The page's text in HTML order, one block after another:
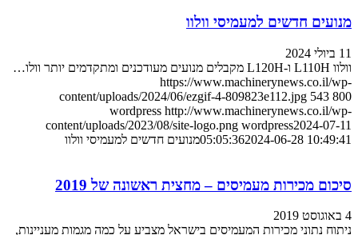
מנועים חדשים למעמיסי וולוו
11 ביולי 2024
וולוו L110H ו-L120H מקבלים מנועים מעודכנים ומתקדמים יותר וולו…
https://www.machinerynews.co.il/wp-
content/uploads/2024/06/ezgif-4-809823e112.jpg 543 800
wordpress http://www.machinerynews.co.il/wp-
content/uploads/2023/08/site-logo.png wordpress2024-07-11
05:05:362024-06-28 10:49:41 מנועים חדשים למעמיסי וולוו
סיכום מכירות מעמיסים – מחצית ראשונה של 2019
4 באוגוסט 2019
ניתוח נתוני מכירות המעמיסים בישראל מצביע על כמה מגמות מעניינות,